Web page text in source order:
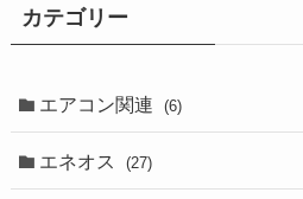
カテゴリー
エアコン関連 (6)
エネオス (27)